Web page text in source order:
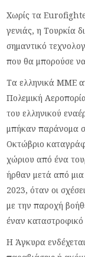
Χωρίς τα
γενιάς, η Τουρκία
σημαντικό
που θα μπορούσε να
Τα ελληνικά ΜΜΕ
Πολεμική
του ελληνικού
μπήκαν παράνομα
Οκτώβριο
χώριου από ένα
ήρθαν μετά από μια
2023, όταν οι
με την παροχή
έναν καταστροφικό
Η Άγκυρα ενδέχεται